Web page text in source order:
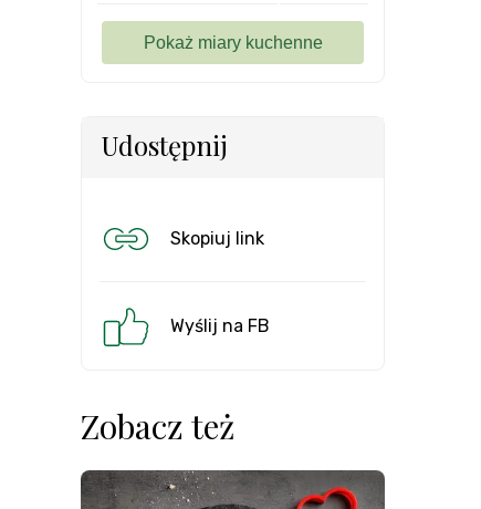
Udostępnij
Skopiuj link
Wyślij na FB
Zobacz też